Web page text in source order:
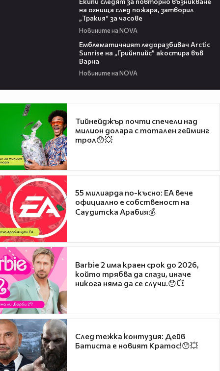
на огнища след пожара, затворил
„Тракия“ за часове
Новините на NOVA
Емблематичният ледоразбивач Arctic
Sunrise на „Грийнпийс” акостира във
Варна
Новините на NOVA
Тийнейджър почти спечели над
милион долара с тотален гейминг
трол😯💥
55 милиарда по-късно: EA вече
официално е собственост на
Саудитска Арабия💰
Barbie 2 има краен срок до 2026,
който трябва да спази, иначе
никога няма да се случи.😯💥
След тежка контузия: Дейв
Батиста е новият Кратос!😯💥